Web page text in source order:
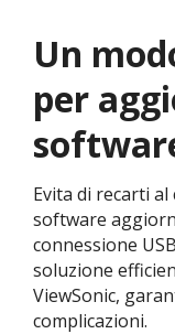
Un
per
Evita di recarti
software
connessione
soluzione
ViewSonic,
complicazioni.